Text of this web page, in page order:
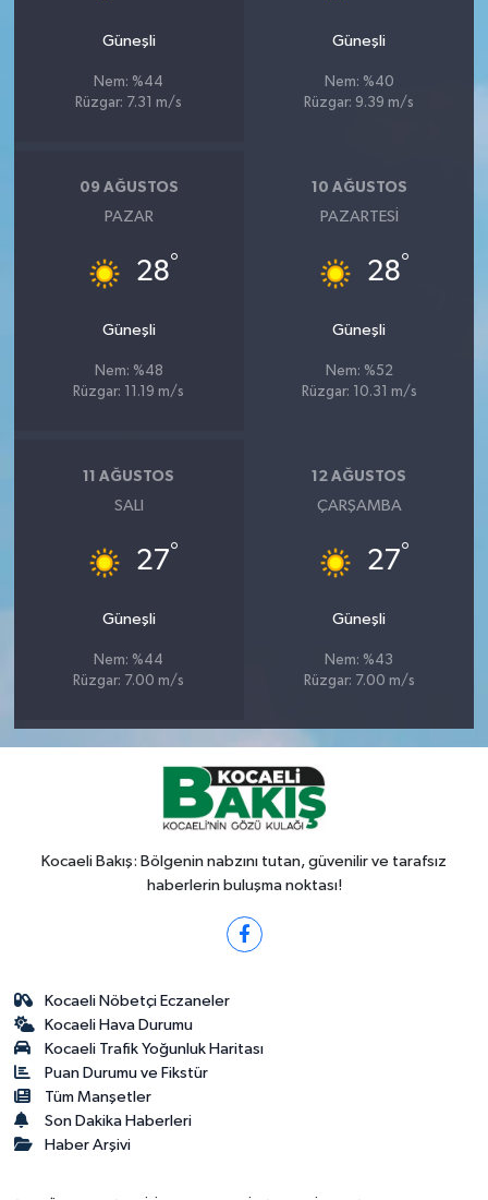
Güneşli
Nem: %44
Rüzgar: 7.31 m/s
Güneşli
Nem: %40
Rüzgar: 9.39 m/s
09 AĞUSTOS
PAZAR
28°
Güneşli
Nem: %48
Rüzgar: 11.19 m/s
10 AĞUSTOS
PAZARTESI
28°
Güneşli
Nem: %52
Rüzgar: 10.31 m/s
11 AĞUSTOS
SALI
27°
Güneşli
Nem: %44
Rüzgar: 7.00 m/s
12 AĞUSTOS
ÇARŞAMBA
27°
Güneşli
Nem: %43
Rüzgar: 7.00 m/s
Kocaeli Bakış: Bölgenin nabzını tutan, güvenilir ve tarafsız
haberlerin buluşma noktası!
Kocaeli Nöbetçi Eczaneler
Kocaeli Hava Durumu
Kocaeli Trafik Yoğunluk Haritası
Puan Durumu ve Fikstür
Tüm Manşetler
Son Dakika Haberleri
Haber Arşivi